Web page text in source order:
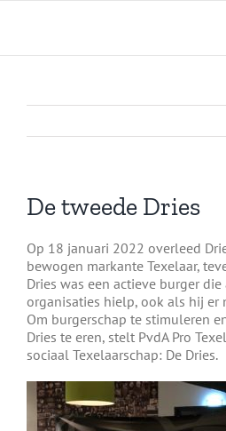
De tweede Dries
Op 18 januari 2022 overleed
bewogen markante Texelaar,
Dries was een actieve burger
organisaties hielp, ook als hij er
Om burgerschap te stimuleren
Dries te eren, stelt PvdA Pro
sociaal Texelaarschap: De Dries.